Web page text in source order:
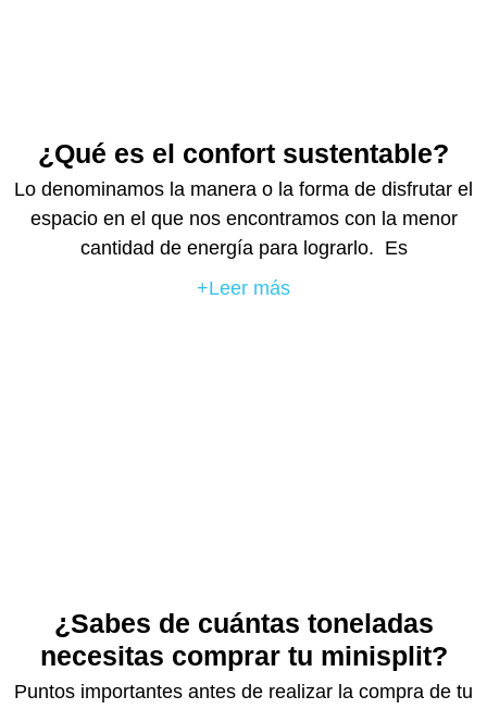
¿Qué es el confort sustentable?
Lo denominamos la manera o la forma de disfrutar el
espacio en el que nos encontramos con la menor
cantidad de energía para lograrlo. Es
+Leer más
¿Sabes de cuántas toneladas
necesitas comprar tu minisplit?
Puntos importantes antes de realizar la compra de tu